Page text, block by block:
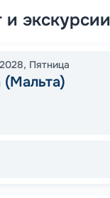
экскурсии
, Пятница
(Мальта)